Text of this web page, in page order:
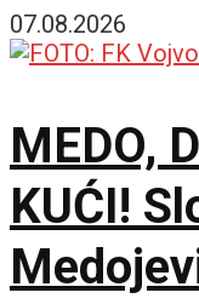
07.08.2026
MEDO,
KUĆI!